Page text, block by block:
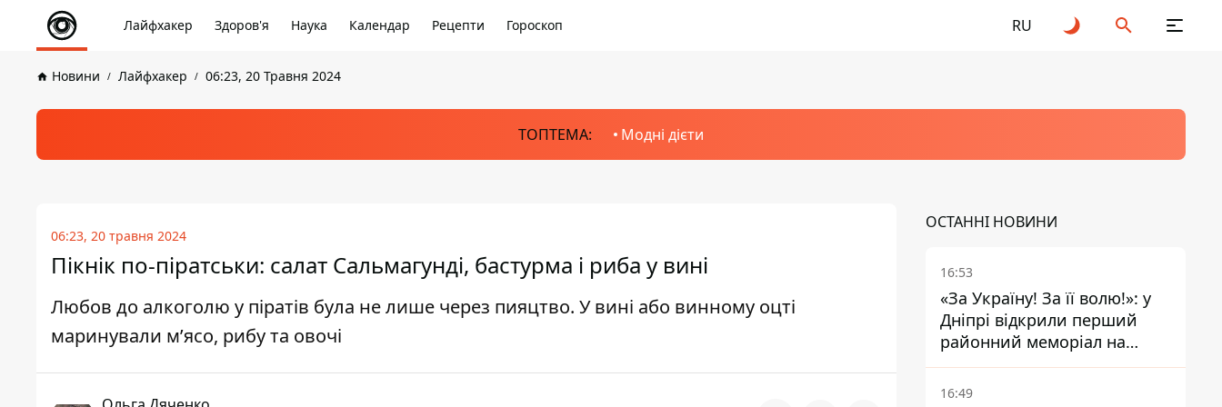
Лайфхакер Здоров'я Наука Календар Рецепти Гороскоп RU
Новини Лайфхакер 06:23, 20 Травня 2024
ТОПТЕМА: Модні дієти
06:23, 20 травня 2024
Пікнік по-піратськи: салат Сальмагунді, бастурма і риба у вині
Любов до алкоголю у піратів була не лише через пияцтво. У вині або винному оцті
маринували м’ясо, рибу та овочі
ОСТАННІ НОВИНИ
16:53
«За Україну! За її волю!»: у
Дніпрі відкрили перший
районний меморіал на
честь полеглих Захисників
16:49